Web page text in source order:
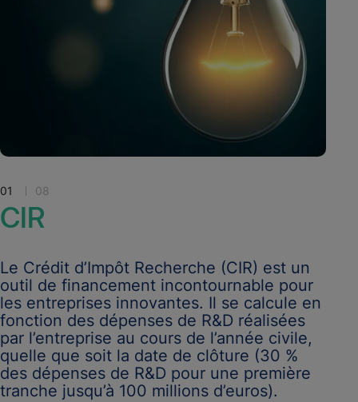
01 08
CIR
Le Crédit d’Impôt Recherche (CIR) est un
outil de financement incontournable pour
les entreprises innovantes. Il se calcule en
fonction des dépenses de R&D réalisées
par l’entreprise au cours de l’année civile,
quelle que soit la date de clôture (30 %
des dépenses de R&D pour une première
tranche jusqu’à 100 millions d’euros).